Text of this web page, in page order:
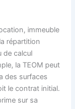
immeuble
répartition
de calcul
la TEOM peut
des surfaces
le contrat initial.
sur sa